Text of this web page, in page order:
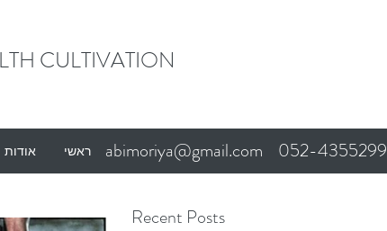
CULTIVATION
ראשי אודות abimoriya@gmail.com 052-4355299
Recent Posts